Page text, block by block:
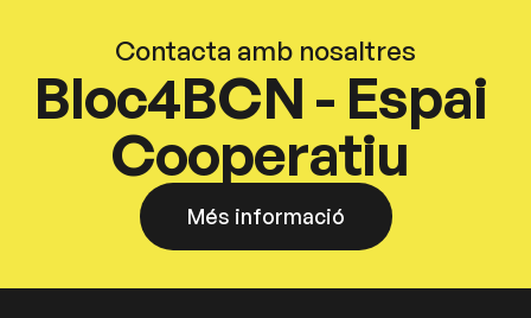
Contacta amb nosaltres
Bloc4BCN - Espai
Cooperatiu
Més informació